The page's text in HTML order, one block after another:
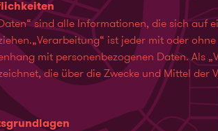
sind alle Informationen, die sich auf
ist jeder mit oder
mit personenbezogenen Daten. Als
die über die Zwecke und Mittel der